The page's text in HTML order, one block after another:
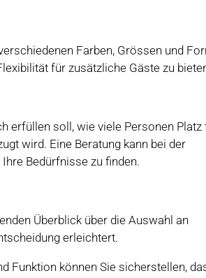
Farben, Grössen und
für zusätzliche Gäste zu
erfüllen soll, wie viele Personen Platz
wird. Eine Beratung kann bei der
Bedürfnisse zu finden.
Überblick über die Auswahl an
erleichtert.
Funktion können Sie sicherstellen,